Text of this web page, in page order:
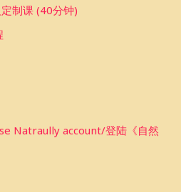
制课 (40分钟)
Natraully account/登陆《自然